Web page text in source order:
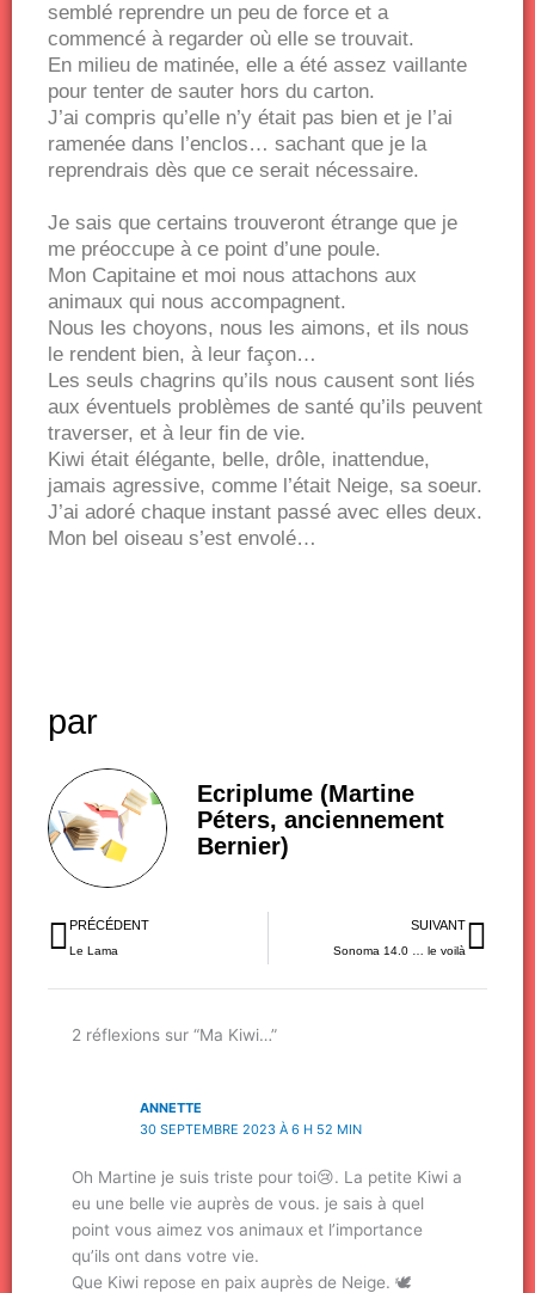
semblé reprendre un peu de force et a
commencé à regarder où elle se trouvait.
En milieu de matinée, elle a été assez vaillante
pour tenter de sauter hors du carton.
J’ai compris qu’elle n’y était pas bien et je l’ai
ramenée dans l’enclos… sachant que je la
reprendrais dès que ce serait nécessaire.
Je sais que certains trouveront étrange que je
me préoccupe à ce point d’une poule.
Mon Capitaine et moi nous attachons aux
animaux qui nous accompagnent.
Nous les choyons, nous les aimons, et ils nous
le rendent bien, à leur façon…
Les seuls chagrins qu’ils nous causent sont liés
aux éventuels problèmes de santé qu’ils peuvent
traverser, et à leur fin de vie.
Kiwi était élégante, belle, drôle, inattendue,
jamais agressive, comme l’était Neige, sa soeur.
J’ai adoré chaque instant passé avec elles deux.
Mon bel oiseau s’est envolé…
par
Ecriplume (Martine
Péters, anciennement
Bernier)
Précédent
PRÉCÉDENT
Le Lama
SUIVANT
Sonoma 14.0 … le voilà
2 réflexions sur “Ma Kiwi…”
ANNETTE
30 SEPTEMBRE 2023 À 6 H 52 MIN
Oh Martine je suis triste pour toi😢. La petite Kiwi a
eu une belle vie auprès de vous. je sais à quel
point vous aimez vos animaux et l’importance
qu’ils ont dans votre vie.
Que Kiwi repose en paix auprès de Neige. 🕊